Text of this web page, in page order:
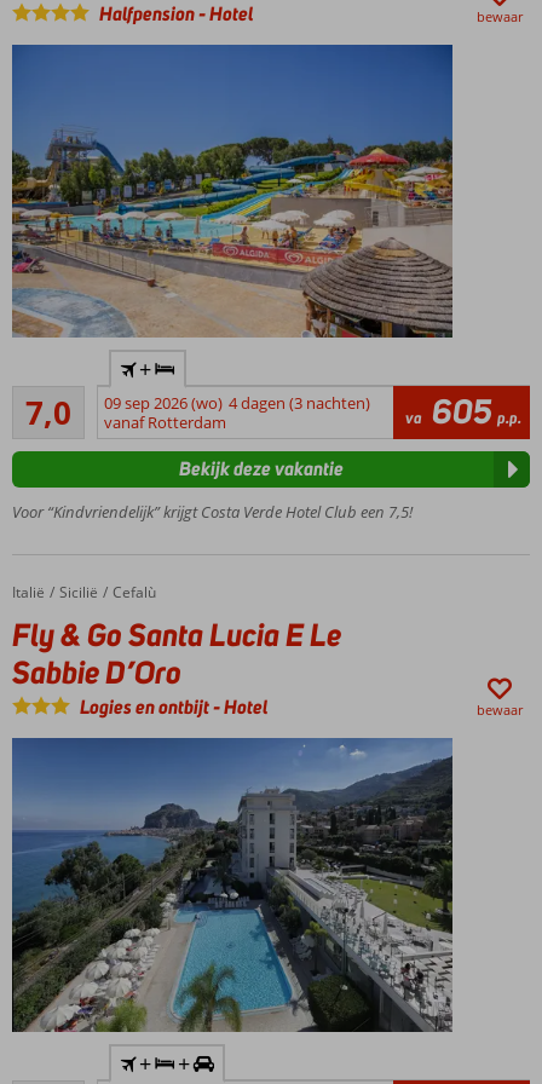
Meerdere
zwembaden
rustzoekers
en
ontdekkers
Halfpension-Hotel bewaar
shuttleservice
naar het
strand
Een aquapark
en
watertoestellen
Volpension
Inclusive
ook
mogelijk
7,0
Voldoende/goed
7
beoordelingen
+
09 sep 2026 (wo) 4 dagen (3 nachten)
vanaf Rotterdam
va 605 p.p.
Voor “Kindvriendelijk” krijgt Costa Verde Hotel Club een 7,5!
Bekijk deze vakantie
Home
Italië Sicilië Cefalù
Fly & Go Santa Lucia E Le Sabbie D’Oro
Fly & Go Santa Lucia E Le
Sabbie D’Oro
Logies en ontbijt-Hotel bewaar
+ +